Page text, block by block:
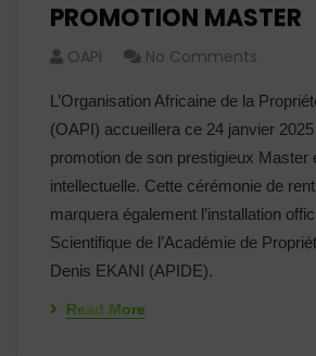
PROMOTION MASTER
OAPI No Comments
L’Organisation Africaine de la
(OAPI) accueillera ce 24 janvier
promotion de son prestigieux Master
intellectuelle. Cette cérémonie de
marquera également l’installation
Scientifique de l’Académie de
Denis EKANI (APIDE).
Read More